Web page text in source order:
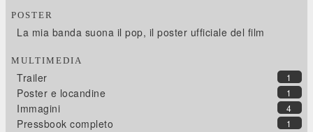
POSTER
La mia banda suona il pop, il poster ufficiale del film
MULTIMEDIA
1
Trailer
1
Poster e locandine
4
Immagini
1
Pressbook completo